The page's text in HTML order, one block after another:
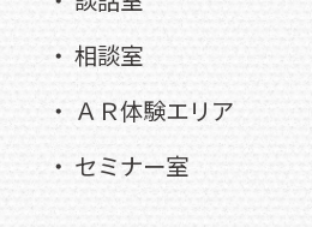
・ 相談室
・ ＡＲ体験エリア
・ セミナー室